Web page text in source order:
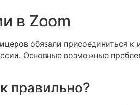
в Zoom
обязали присоединиться к
Основные возможные
правильно?